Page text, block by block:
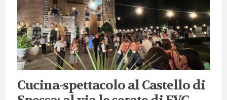
Cucina-spettacolo al Castello di